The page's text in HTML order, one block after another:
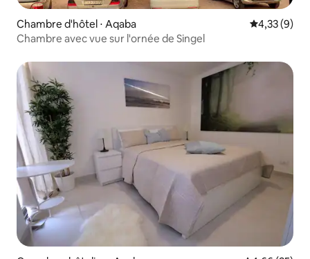
Chambre d'hôtel ⋅ Aqaba Évaluation
4,33 (9)
Chambre avec vue sur l'ornée de Singel